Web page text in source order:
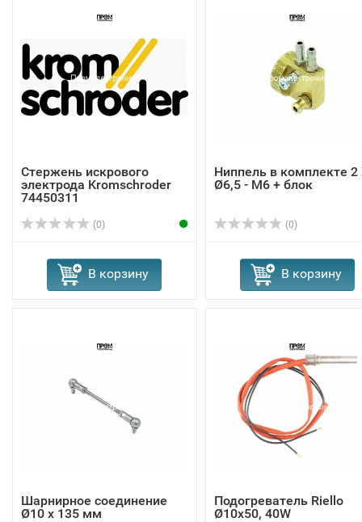
Стержень искрового
электрода Kromschroder
74450311
(0)
В корзину
Ниппель в комплекте 2
Ø6,5 - M6 + блок
(0)
В корзину
Шарнирное соединение
Ø10 x 135 мм
Подогреватель Riello
Ø10x50, 40W